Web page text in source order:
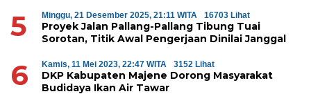
5 Minggu, 21 Desember 2025, 21:11 WITA 16703 Lihat
Proyek Jalan Pallang-Pallang Tibung Tuai
Sorotan, Titik Awal Pengerjaan Dinilai Janggal
6 Kamis, 11 Mei 2023, 22:47 WITA 3152 Lihat
DKP Kabupaten Majene Dorong Masyarakat
Budidaya Ikan Air Tawar